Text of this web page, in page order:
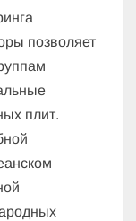
позволяет
плит.